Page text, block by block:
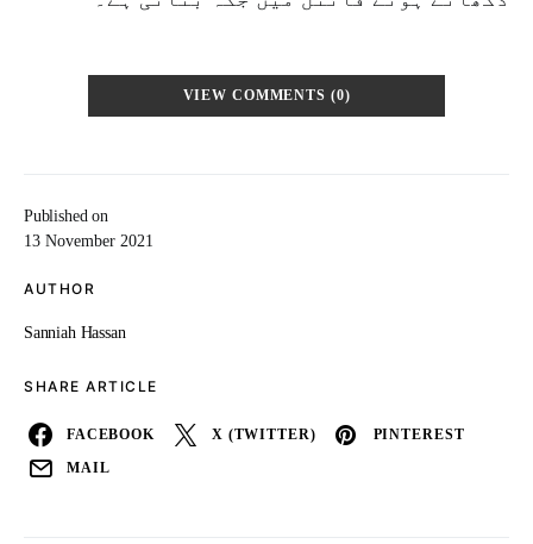
Published on
13 November 2021
AUTHOR
Sanniah Hassan
SHARE ARTICLE
FACEBOOK X (TWITTER) PINTEREST
MAIL
VIEW COMMENTS (0)